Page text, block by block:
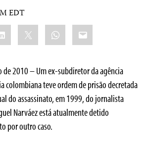
EDT
WhatsApp
Email
de 2010– Um ex-subdiretor da agência
colombiana teve ordem de prisão decretada
do assassinato, em 1999, do jornalista
Narváez está atualmente detido
por outro caso.